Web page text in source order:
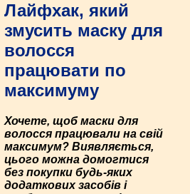
Лайфхак, який
змусить маску для
волосся
працювати по
максимуму
Хочете, щоб маски для
волосся працювали на свій
максимум? Виявляється,
цього можна домогтися
без покупки будь-яких
додаткових засобів і